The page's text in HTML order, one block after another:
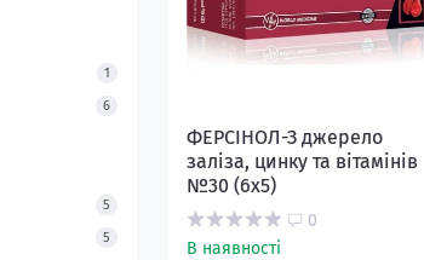
1
6
5
5
ФЕРСІНОЛ-З джерело
заліза, цинку та вітамінів
№30 (6х5)
0
В наявності